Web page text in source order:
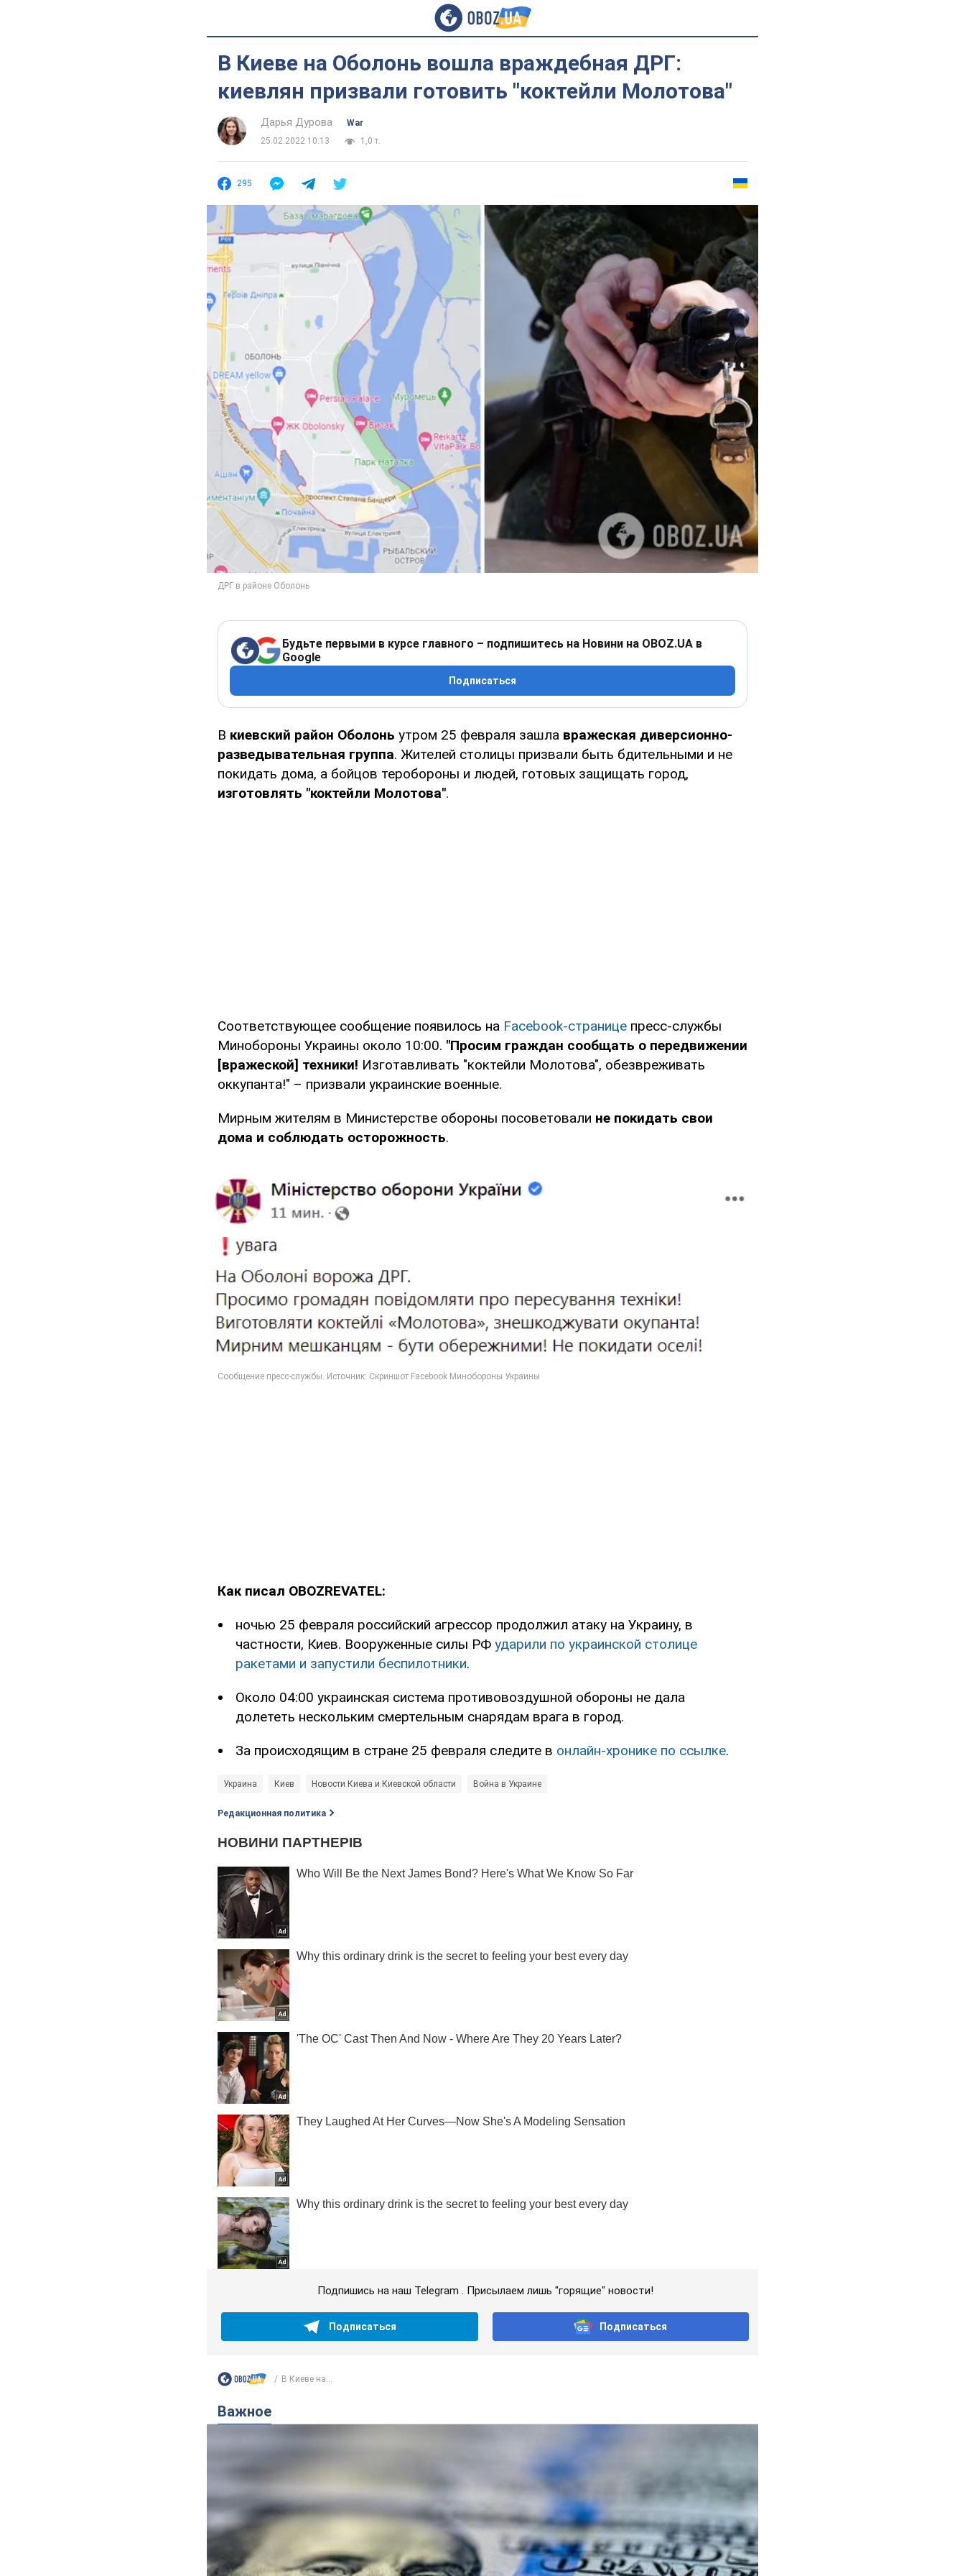
В Киеве на Оболонь вошла враждебная ДРГ:
киевлян призвали готовить "коктейли Молотова"
Дарья Дурова
War
25.02.2022 10:13
1,0 т.
295
Будьте первыми в курсе главного – подпишитесь на Новини на OBOZ.UA в
Google
Подписаться
В киевский район Оболонь утром 25 февраля зашла вражеская диверсионно-
разведывательная группа. Жителей столицы призвали быть бдительными и не
покидать дома, а бойцов теробороны и людей, готовых защищать город,
изготовлять "коктейли Молотова".
Соответствующее сообщение появилось на Facebook-странице пресс-службы
Минобороны Украины около 10:00. "Просим граждан сообщать о передвижении
[вражеской] техники! Изготавливать "коктейли Молотова", обезвреживать
оккупанта!" – призвали украинские военные.
Мирным жителям в Министерстве обороны посоветовали не покидать свои
дома и соблюдать осторожность.
Как писал OBOZREVATEL:
ночью 25 февраля российский агрессор продолжил атаку на Украину, в
частности, Киев. Вооруженные силы РФ ударили по украинской столице
ракетами и запустили беспилотники.
Около 04:00 украинская система противовоздушной обороны не дала
долететь нескольким смертельным снарядам врага в город.
За происходящим в стране 25 февраля следите в онлайн-хронике по ссылке.
Украина Киев Новости Киева и Киевской области Война в Украине
Редакционная политика
Подпишись на наш Telegram . Присылаем лишь "горящие" новости!
Подписаться Подписаться
В Киеве на...
Важное